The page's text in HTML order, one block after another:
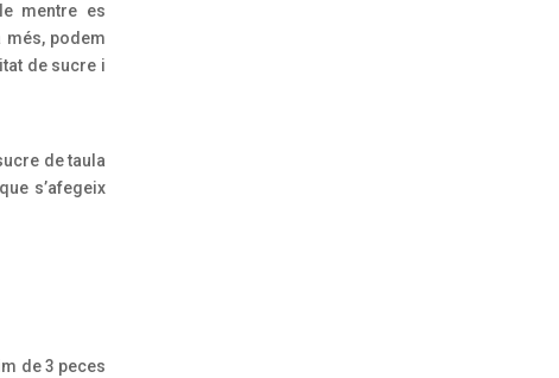
mentre es
més, podem
de sucre i
de taula
s’afegeix
de 3 peces